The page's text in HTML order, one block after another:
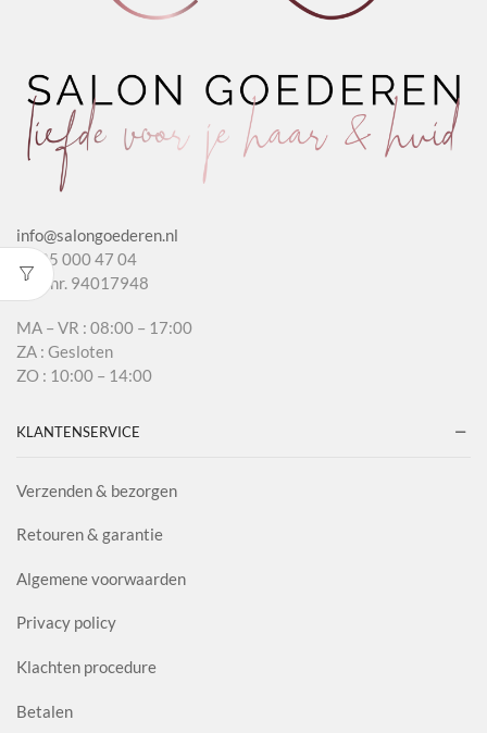
info@salongoederen.nl
T 085 000 47 04
KvK nr. 94017948
MA – VR : 08:00 – 17:00
ZA : Gesloten
ZO : 10:00 – 14:00
KLANTENSERVICE
Verzenden & bezorgen
Retouren & garantie
Algemene voorwaarden
Privacy policy
Klachten procedure
Betalen